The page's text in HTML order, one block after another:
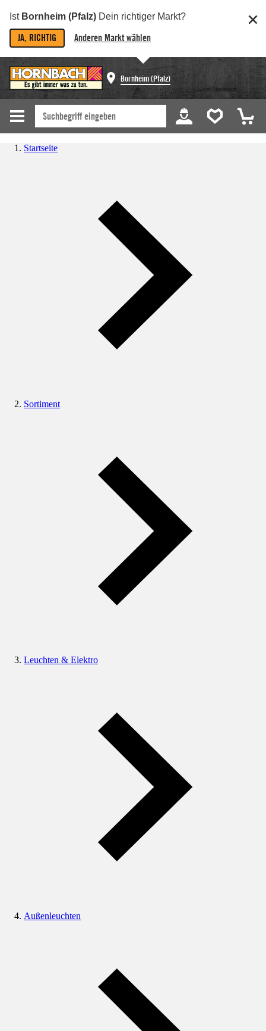
Ist Bornheim (Pfalz) Dein richtiger Markt?
JA, RICHTIG Anderen Markt wählen
Bornheim (Pfalz)
Startseite
Sortiment
Leuchten & Elektro
Außenleuchten